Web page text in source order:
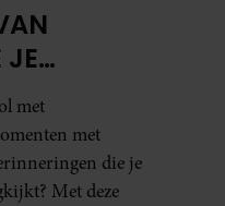
JE
BINNEN
met
met
die je
Met deze